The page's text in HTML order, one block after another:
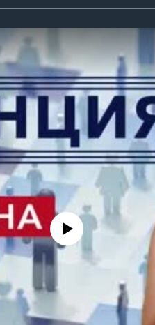
source currently